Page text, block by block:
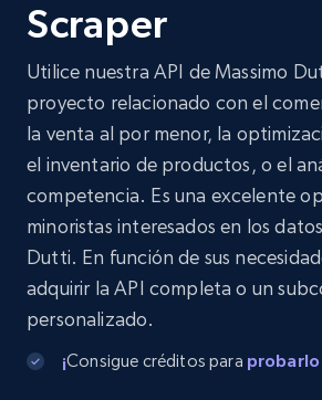
Scraper
Utilice nuestra API de Massimo
proyecto relacionado con el
la venta al por menor, la
el inventario de productos, o el
competencia. Es una excelente
minoristas interesados en los
Dutti. En función de sus
adquirir la API completa o un
personalizado.
¡Consigue créditos para